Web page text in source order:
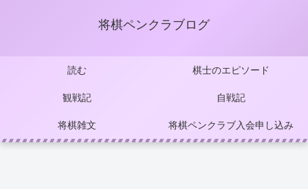
将棋ペンクラブログ
読む 棋士のエピソード
観戦記 自戦記
将棋雑文 将棋ペンクラブ入会申し込み